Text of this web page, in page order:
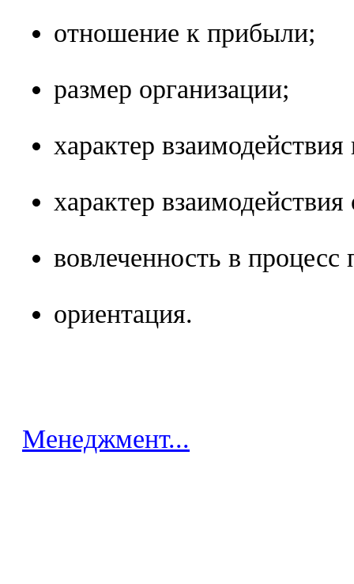
отношение к прибыли;
размер организации;
характер
характер
вовлеченность в
ориентация.
Менеджмент...